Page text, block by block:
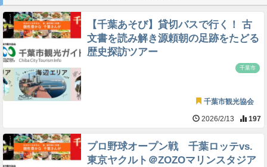
【千葉あそび】貸切バスで行く！ 古
文書を読み解き源頼朝の足跡をたどる
歴史探訪ツアー
千葉市
千葉市観光協会
2026/2/13 197
プロ野球オープン戦 千葉ロッテvs.
東京ヤクルト＠ZOZOマリンスタジア